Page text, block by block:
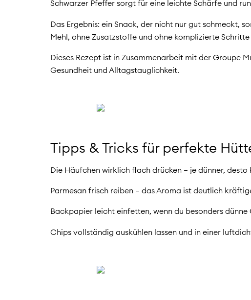
Schwarzer Pfeffer sorgt für eine leichte Schärfe und
Das Ergebnis: ein Snack, der nicht nur gut schmeckt,
Mehl, ohne Zusatzstoffe und ohne komplizierte
Dieses Rezept ist in Zusammenarbeit mit der Groupe
Gesundheit und Alltagstauglichkeit.
Tipps & Tricks für perfekte
Die Häufchen wirklich flach drücken – je dünner, desto
Parmesan frisch reiben – das Aroma ist deutlich
Backpapier leicht einfetten, wenn du besonders dünne
Chips vollständig auskühlen lassen und in einer